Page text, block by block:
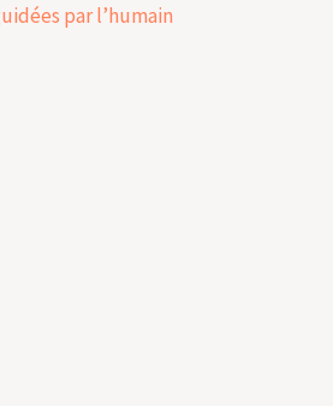
par l’humain